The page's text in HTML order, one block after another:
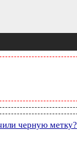
черную метку?